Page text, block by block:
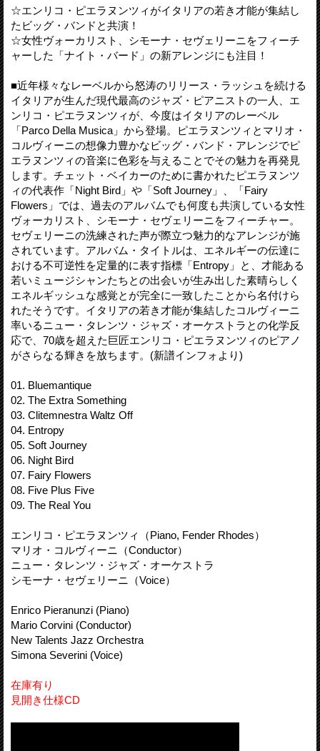
☆エンリコ・ピエラヌンツィがイタリアの若き才能が集結し
たビッグ・バンドと共演！
☆女性ヴォーカリスト、シモーナ・セヴェリーニをフィーチ
ャーした「ナイト・バード」の新アレンジにも注目！
■近年様々なレーベルから怒涛のリリース・ラッシュを続ける
イタリアが生んだ現代最高のジャズ・ピアニストの一人、エ
ンリコ・ピエラヌンツィが、今度はイタリアのレーベル
「Parco Della Musica」から登場。ピエラヌンツィとマリオ・
コルヴィーニの想像力豊かなビッグ・バンド・アレンジでピ
エラヌンツィの音楽に色彩を与えることでその魅力を再発見
します。チェット・ベイカーのために書かれたピエラヌンツ
ィの代表作「Night Bird」や「Soft Journey」、「Fairy
Flowers」では、過去のアルバムでも何度も共演している女性
ヴォーカリスト、シモーナ・セヴェリーニをフィーチャー。
セヴェリーニの洗練された声が際立つ魅力的なアレンジが施
されています。アルバム・タイトルは、エネルギーの伝達に
おける不可逆性を定量的に表す指標「Entropy」と、才能ある
若いミュージシャンたちとの出会いが生み出した素晴らしく
エネルギッシュな感覚とが完全に一致したことから名付けら
れたそうです。イタリアの若き才能が集結したコルヴィーニ
率いるニュー・タレンツ・ジャズ・オーケストラとの化学反
応で、70歳を超えた巨匠エンリコ・ピエラヌンツィのピアノ
がさらなる輝きを放ちます。(新譜インフォより)
01. Bluemantique
02. The Extra Something
03. Clitemnestra Waltz Off
04. Entropy
05. Soft Journey
06. Night Bird
07. Fairy Flowers
08. Five Plus Five
09. The Real You
エンリコ・ピエラヌンツィ（Piano, Fender Rhodes）
マリオ・コルヴィーニ（Conductor）
ニュー・タレンツ・ジャズ・オーケストラ
シモーナ・セヴェリーニ（Voice）
Enrico Pieranunzi (Piano)
Mario Corvini (Conductor)
New Talents Jazz Orchestra
Simona Severini (Voice)
在庫有り
見開き仕様CD